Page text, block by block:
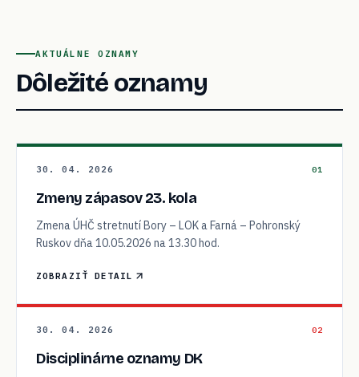
AKTUÁLNE OZNAMY
Dôležité oznamy
30. 04. 2026 01
Zmeny zápasov 23. kola
Zmena ÚHČ stretnutí Bory – LOK a Farná – Pohronský
Ruskov dňa 10.05.2026 na 13.30 hod.
ZOBRAZIŤ DETAIL
30. 04. 2026 02
Disciplinárne oznamy DK